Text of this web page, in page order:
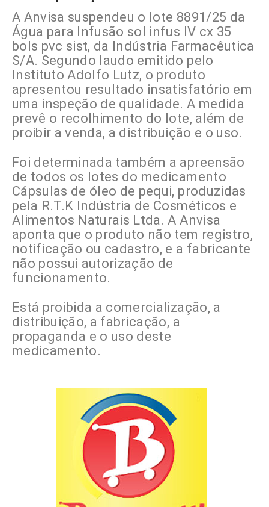
A Anvisa suspendeu o lote 8891/25 da
Água para Infusão sol infus IV cx 35
bols pvc sist, da Indústria Farmacêutica
S/A. Segundo laudo emitido pelo
Instituto Adolfo Lutz, o produto
apresentou resultado insatisfatório em
uma inspeção de qualidade. A medida
prevê o recolhimento do lote, além de
proibir a venda, a distribuição e o uso.
Foi determinada também a apreensão
de todos os lotes do medicamento
Cápsulas de óleo de pequi, produzidas
pela R.T.K Indústria de Cosméticos e
Alimentos Naturais Ltda. A Anvisa
aponta que o produto não tem registro,
notificação ou cadastro, e a fabricante
não possui autorização de
funcionamento.
Está proibida a comercialização, a
distribuição, a fabricação, a
propaganda e o uso deste
medicamento.